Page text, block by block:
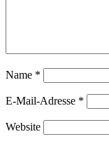
Name *
E-Mail-Adresse *
Website